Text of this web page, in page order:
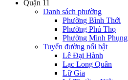
Quận 11
Danh sách phường
Phường Bình Thới
Phường Phú Thọ
Phường Minh Phụng
Tuyến đường nổi bật
Lê Đại Hành
Lạc Long Quân
Lữ Gia